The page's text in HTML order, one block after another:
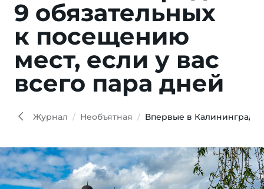
9 обя­за­тель­ных
к по­се­ще­нию
мест, ес­ли у вас
все­го па­ра дней
Журнал Необъятная Впервые в Калининграде: